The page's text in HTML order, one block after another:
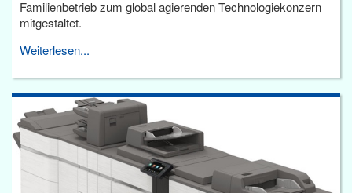
Familienbetrieb zum global agierenden Technologiekonzern
mitgestaltet.
Weiterlesen...